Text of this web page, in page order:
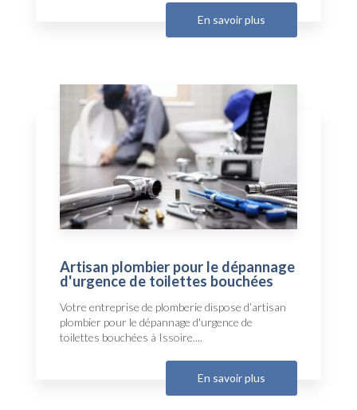
En savoir plus
Artisan plombier pour le dépannage
d'urgence de toilettes bouchées
Votre entreprise de plomberie dispose d’artisan
plombier pour le dépannage d'urgence de
toilettes bouchées à Issoire....
En savoir plus